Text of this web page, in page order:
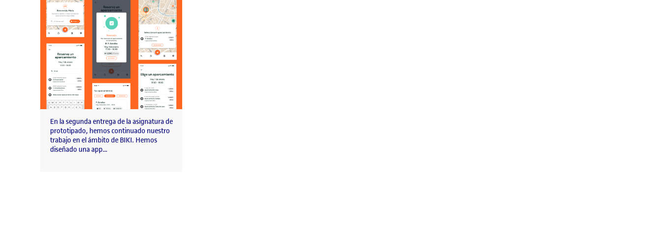
En la segunda entrega de la asignatura de
prototipado, hemos continuado nuestro
trabajo en el ámbito de BIKI. Hemos
diseñado una app…